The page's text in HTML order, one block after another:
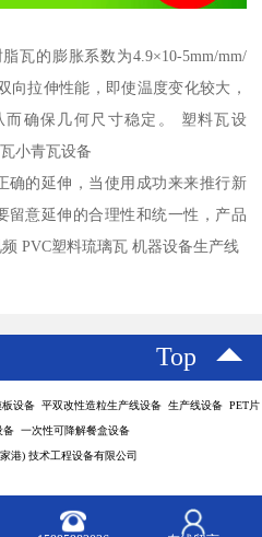
瓦的膨胀系数为4.9×10-5mm/mm/
拉伸性能，即使温度变化较大，
确保几何尺寸稳定。 塑料瓦设
小青瓦设备
确的延伸，当使用成功来来推行新
留意延伸的合理性和统一性，产品
PVC塑料琉璃瓦 机器设备生产线
Top
设备 平双改性造粒生产线设备 生产线设备 PET片
一次性可降解餐盒设备
港) 技术工程设备有限公司